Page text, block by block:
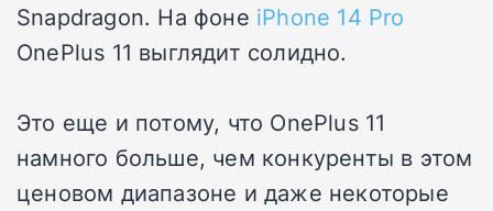
Snapdragon. На фоне iPhone 14 Pro
OnePlus 11 выглядит солидно.
Это еще и потому, что OnePlus 11
намного больше, чем конкуренты в этом
ценовом диапазоне и даже некоторые